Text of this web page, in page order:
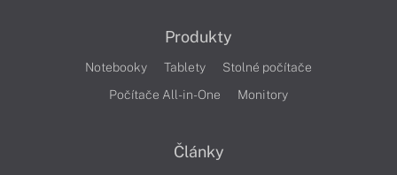
Produkty
Notebooky Tablety
Stolné počítače
Počítače All-in-One
Monitory
Články